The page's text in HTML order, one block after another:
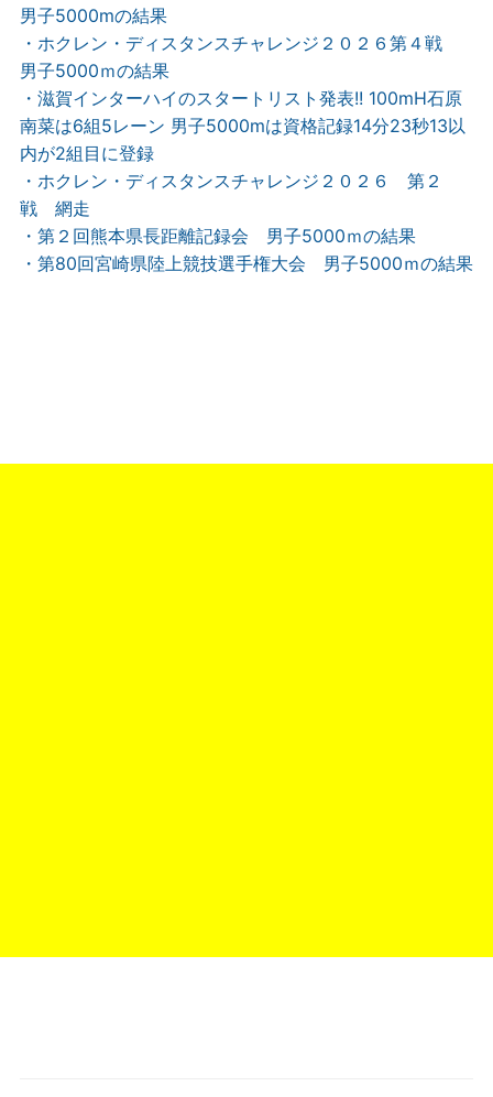
男子5000mの結果
・ホクレン・ディスタンスチャレンジ２０２６第４戦
男子5000ｍの結果
・滋賀インターハイのスタートリスト発表!! 100mH石原
南菜は6組5レーン 男子5000mは資格記録14分23秒13以
内が2組目に登録
・ホクレン・ディスタンスチャレンジ２０２６ 第２
戦 網走
・第２回熊本県長距離記録会 男子5000ｍの結果
・第80回宮崎県陸上競技選手権大会 男子5000ｍの結果